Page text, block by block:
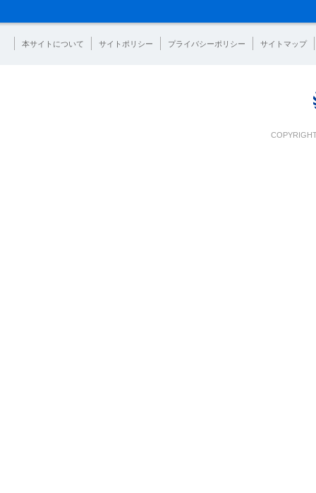
本サイトについて サイトポリシー プライバシーポリシー サイトマップ